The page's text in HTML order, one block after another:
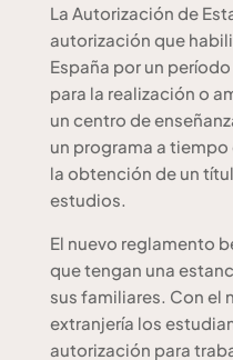
La Autorización de
autorización que
España por un
para la realización o
un centro de
un programa a
la obtención de un
estudios.
El nuevo reglamento
que tengan una
sus familiares. Con el
extranjería los
autorización para